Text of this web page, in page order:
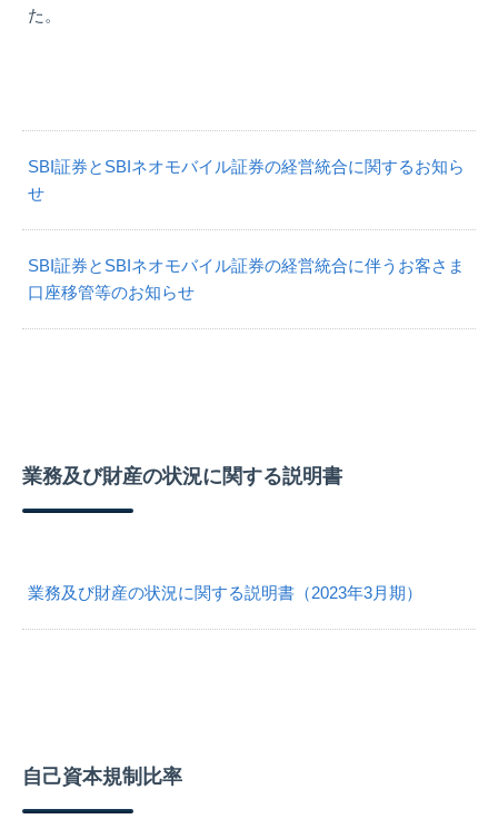
た。
SBI証券とSBIネオモバイル証券の経営統合に関するお知ら
せ
SBI証券とSBIネオモバイル証券の経営統合に伴うお客さま
口座移管等のお知らせ
業務及び財産の状況に関する説明書
業務及び財産の状況に関する説明書（2023年3月期）
自己資本規制比率